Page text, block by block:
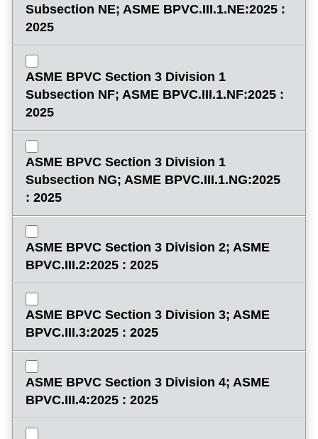
Subsection NE; ASME BPVC.III.1.NE:2025 :
2025
ASME BPVC Section 3 Division 1
Subsection NF; ASME BPVC.III.1.NF:2025 :
2025
ASME BPVC Section 3 Division 1
Subsection NG; ASME BPVC.III.1.NG:2025
: 2025
ASME BPVC Section 3 Division 2; ASME
BPVC.III.2:2025 : 2025
ASME BPVC Section 3 Division 3; ASME
BPVC.III.3:2025 : 2025
ASME BPVC Section 3 Division 4; ASME
BPVC.III.4:2025 : 2025